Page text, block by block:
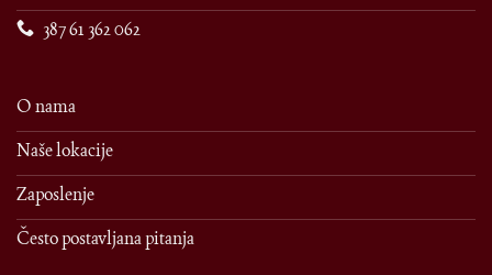
387 61 362 062
O nama
Naše lokacije
Zaposlenje
Često postavljana pitanja